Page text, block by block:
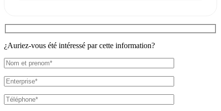
¿Auriez-vous été intéressé par cette information?